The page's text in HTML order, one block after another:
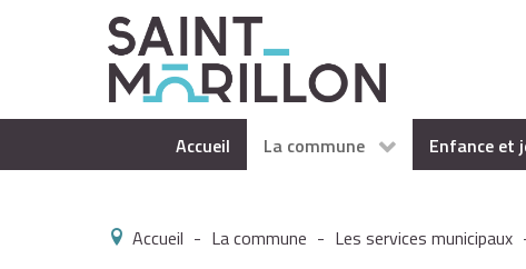
Accueil La commune Enfance et
Accueil - La commune - Les services municipaux